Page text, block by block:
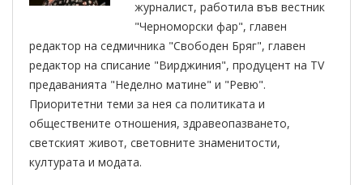
журналист, работила във вестник
"Черноморски фар", главен
редактор на седмичника "Свободен Бряг", главен
редактор на списание "Вирджиния", продуцент на TV
предаванията "Неделно матине" и "Ревю".
Приоритетни теми за нея са политиката и
обществените отношения, здравеопазването,
светският живот, световните знаменитости,
културата и модата.